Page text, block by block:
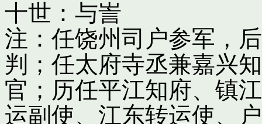
十世：与訔
注：任饶州司户参军，
判；任太府寺丞兼嘉兴
官；历任平江知府、镇
运副使、江东转运使、